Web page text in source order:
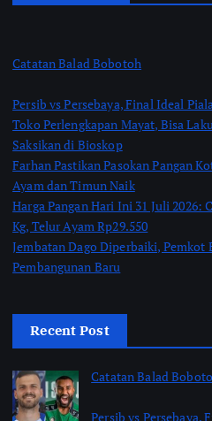
Catatan Balad Bobotoh
Persib vs Persebaya, Final Ideal
Toko Perlengkapan Mayat, Bisa
Saksikan di Bioskop
Farhan Pastikan Pasokan Pangan
Ayam dan Timun Naik
Harga Pangan Hari Ini 31 Juli 2026:
Kg, Telur Ayam Rp29.550
Jembatan Dago Diperbaiki, Pemkot
Pembangunan Baru
Recent Post
Catatan Balad
Persib vs Persebaya,